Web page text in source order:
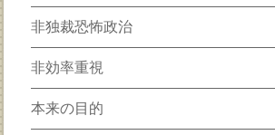
非独裁恐怖政治
非効率重視
本来の目的